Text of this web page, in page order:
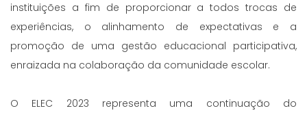
instituições a fim de proporcionar a todos trocas de
experiências, o alinhamento de expectativas e a
promoção de uma gestão educacional participativa,
enraizada na colaboração da comunidade escolar.
O ELEC 2023 representa uma continuação do